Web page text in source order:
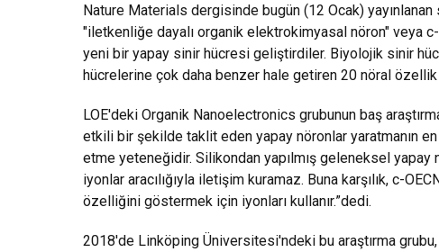
Nature Materials dergisinde bugün (12 Ocak) yayınlanan
"iletkenliğe dayalı organik elektrokimyasal nöron" veya
yeni bir yapay sinir hücresi geliştirdiler. Biyolojik sinir
hücrelerine çok daha benzer hale getiren 20 nöral özellik
LOE'deki Organik Nanoelectronics grubunun baş
etkili bir şekilde taklit eden yapay nöronlar yaratmanın
etme yeteneğidir. Silikondan yapılmış geleneksel
iyonlar aracılığıyla iletişim kuramaz. Buna karşılık, c-
özelliğini göstermek için iyonları kullanır.”dedi.
2018'de Linköping Üniversitesi'ndeki bu araştırma